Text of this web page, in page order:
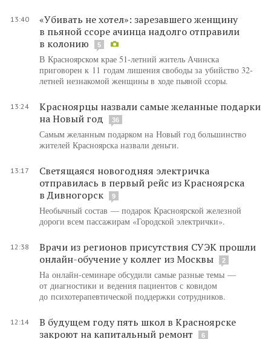
13:40
«Убивать не хотел»: зарезавшего женщину
в пьяной ссоре ачинца надолго отправили
в колонию
5
В Красноярском крае 51-летний житель Ачинска
приговорен к 11 годам лишения свободы за убийство 32-
летней незнакомой женщины в ходе пьяной ссоры.
13:24
Красноярцы назвали самые желанные подарки
на Новый год
36
Самым желанным подарком на Новый год большинство
жителей Красноярска назвали деньги.
13:17
Светящаяся новогодняя электричка
отправилась в первый рейс из Красноярска
в Дивногорск
9
Необычный состав — подарок Красноярской железной
дороги всем пассажирам «Городской электрички».
12:38
Врачи из регионов присутствия СУЭК прошли
онлайн-обучение у коллег из Москвы
2
На онлайн-семинаре обсудили самые разные темы —
от диагностики и ведения пациентов с ковидом
до психотерапевтической поддержки сотрудников.
12:14
В будущем году пять школ в Красноярске
закроют на капитальный ремонт
6